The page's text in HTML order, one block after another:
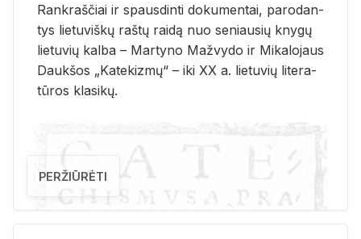
Rank­raš­čiai ir spaus­din­ti do­ku­men­tai, pa­ro­dan­
tys lie­tu­viš­kų raš­tų rai­dą nuo se­niau­sių kny­gų
lie­tu­vių kal­ba – Mar­ty­no Ma­žvy­do ir Mi­ka­lo­jaus
Dauk­šos „Ka­te­kiz­mų“ – iki XX a. lie­tu­vių li­te­ra­
tū­ros kla­si­kų.
PERŽIŪRĖTI